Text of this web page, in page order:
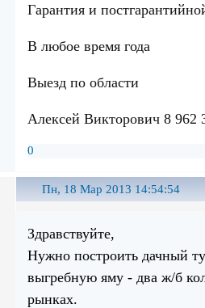
Гарантия и
В любое время года
Выезд по области
Алексей Викторович 8 962
0
Пн, 18 Мар 2013 14:54:54
Здравствуйте,
Нужно построить дачный
выгребную яму - два ж/б
рынках.